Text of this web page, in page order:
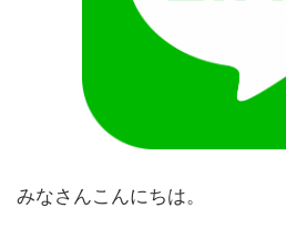
みなさんこんにちは。